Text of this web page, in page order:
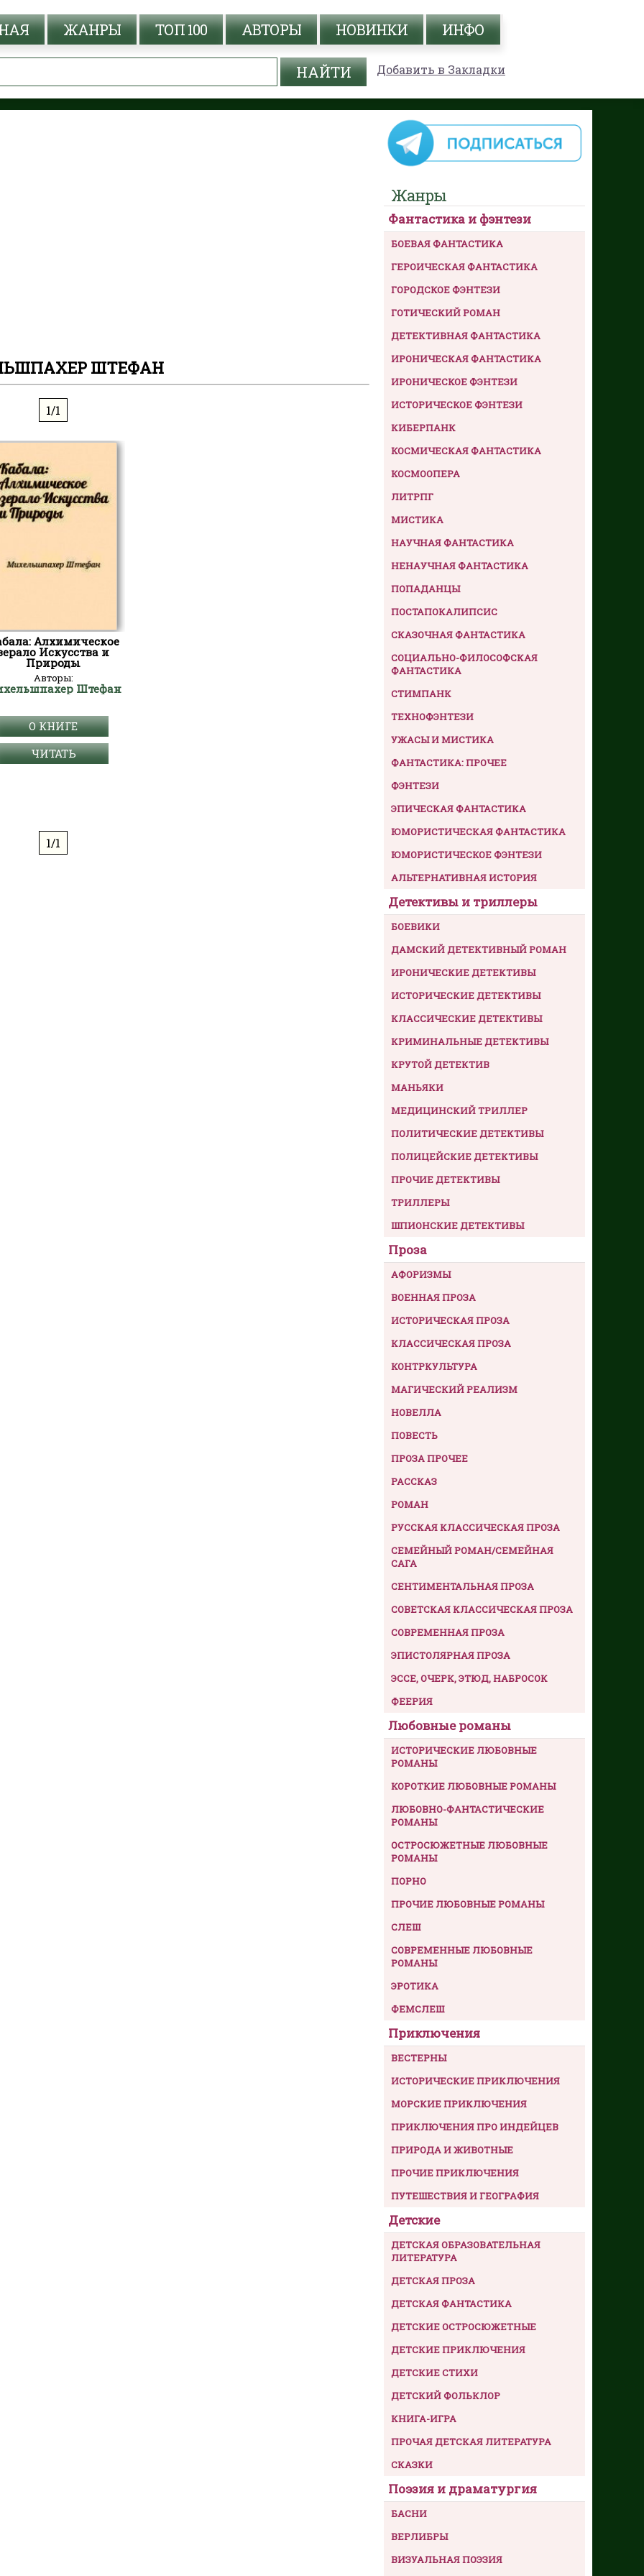
ЖАНРЫ ТОП 100 АВТОРЫ НОВИНКИ ИНФО
Добавить в Закладки
ШТЕФАН
1/1
Алхимическое
Искусства и
Природы
Авторы:
Штефан
О КНИГЕ
ЧИТАТЬ
1/1
Жанры
Фантастика и фэнтези
БОЕВАЯ ФАНТАСТИКА
ГЕРОИЧЕСКАЯ ФАНТАСТИКА
ГОРОДСКОЕ ФЭНТЕЗИ
ГОТИЧЕСКИЙ РОМАН
ДЕТЕКТИВНАЯ ФАНТАСТИКА
ИРОНИЧЕСКАЯ ФАНТАСТИКА
ИРОНИЧЕСКОЕ ФЭНТЕЗИ
ИСТОРИЧЕСКОЕ ФЭНТЕЗИ
КИБЕРПАНК
КОСМИЧЕСКАЯ ФАНТАСТИКА
КОСМООПЕРА
ЛИТРПГ
МИСТИКА
НАУЧНАЯ ФАНТАСТИКА
НЕНАУЧНАЯ ФАНТАСТИКА
ПОПАДАНЦЫ
ПОСТАПОКАЛИПСИС
СКАЗОЧНАЯ ФАНТАСТИКА
СОЦИАЛЬНО-ФИЛОСОФСКАЯ
ФАНТАСТИКА
СТИМПАНК
ТЕХНОФЭНТЕЗИ
УЖАСЫ И МИСТИКА
ФАНТАСТИКА: ПРОЧЕЕ
ФЭНТЕЗИ
ЭПИЧЕСКАЯ ФАНТАСТИКА
ЮМОРИСТИЧЕСКАЯ ФАНТАСТИКА
ЮМОРИСТИЧЕСКОЕ ФЭНТЕЗИ
АЛЬТЕРНАТИВНАЯ ИСТОРИЯ
Детективы и триллеры
БОЕВИКИ
ДАМСКИЙ ДЕТЕКТИВНЫЙ РОМАН
ИРОНИЧЕСКИЕ ДЕТЕКТИВЫ
ИСТОРИЧЕСКИЕ ДЕТЕКТИВЫ
КЛАССИЧЕСКИЕ ДЕТЕКТИВЫ
КРИМИНАЛЬНЫЕ ДЕТЕКТИВЫ
КРУТОЙ ДЕТЕКТИВ
МАНЬЯКИ
МЕДИЦИНСКИЙ ТРИЛЛЕР
ПОЛИТИЧЕСКИЕ ДЕТЕКТИВЫ
ПОЛИЦЕЙСКИЕ ДЕТЕКТИВЫ
ПРОЧИЕ ДЕТЕКТИВЫ
ТРИЛЛЕРЫ
ШПИОНСКИЕ ДЕТЕКТИВЫ
Проза
АФОРИЗМЫ
ВОЕННАЯ ПРОЗА
ИСТОРИЧЕСКАЯ ПРОЗА
КЛАССИЧЕСКАЯ ПРОЗА
КОНТРКУЛЬТУРА
МАГИЧЕСКИЙ РЕАЛИЗМ
НОВЕЛЛА
ПОВЕСТЬ
ПРОЗА ПРОЧЕЕ
РАССКАЗ
РОМАН
РУССКАЯ КЛАССИЧЕСКАЯ ПРОЗА
СЕМЕЙНЫЙ РОМАН/СЕМЕЙНАЯ
САГА
СЕНТИМЕНТАЛЬНАЯ ПРОЗА
СОВЕТСКАЯ КЛАССИЧЕСКАЯ ПРОЗА
СОВРЕМЕННАЯ ПРОЗА
ЭПИСТОЛЯРНАЯ ПРОЗА
ЭССЕ, ОЧЕРК, ЭТЮД, НАБРОСОК
ФЕЕРИЯ
Любовные романы
ИСТОРИЧЕСКИЕ ЛЮБОВНЫЕ
РОМАНЫ
КОРОТКИЕ ЛЮБОВНЫЕ РОМАНЫ
ЛЮБОВНО-ФАНТАСТИЧЕСКИЕ
РОМАНЫ
ОСТРОСЮЖЕТНЫЕ ЛЮБОВНЫЕ
РОМАНЫ
ПОРНО
ПРОЧИЕ ЛЮБОВНЫЕ РОМАНЫ
СЛЕШ
СОВРЕМЕННЫЕ ЛЮБОВНЫЕ
РОМАНЫ
ЭРОТИКА
ФЕМСЛЕШ
Приключения
ВЕСТЕРНЫ
ИСТОРИЧЕСКИЕ ПРИКЛЮЧЕНИЯ
МОРСКИЕ ПРИКЛЮЧЕНИЯ
ПРИКЛЮЧЕНИЯ ПРО ИНДЕЙЦЕВ
ПРИРОДА И ЖИВОТНЫЕ
ПРОЧИЕ ПРИКЛЮЧЕНИЯ
ПУТЕШЕСТВИЯ И ГЕОГРАФИЯ
Детские
ДЕТСКАЯ ОБРАЗОВАТЕЛЬНАЯ
ЛИТЕРАТУРА
ДЕТСКАЯ ПРОЗА
ДЕТСКАЯ ФАНТАСТИКА
ДЕТСКИЕ ОСТРОСЮЖЕТНЫЕ
ДЕТСКИЕ ПРИКЛЮЧЕНИЯ
ДЕТСКИЕ СТИХИ
ДЕТСКИЙ ФОЛЬКЛОР
КНИГА-ИГРА
ПРОЧАЯ ДЕТСКАЯ ЛИТЕРАТУРА
СКАЗКИ
Поэзия и драматургия
БАСНИ
ВЕРЛИБРЫ
ВИЗУАЛЬНАЯ ПОЭЗИЯ